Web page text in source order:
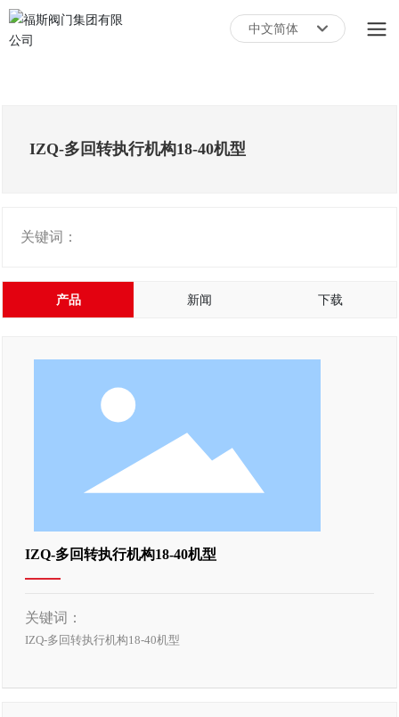
中文简体
IZQ-多回转执行机构18-40机型
关键词：
产品 新闻 下载
IZQ-多回转执行机构18-40机型
关键词：
IZQ-多回转执行机构18-40机型